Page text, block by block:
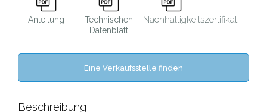
Anleitung
Technischen
Datenblatt
Nachhaltigkeitszertifikat
Eine Verkaufsstelle finden
Beschreibung